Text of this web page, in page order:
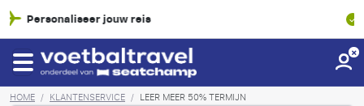
SGR-garantie
HOME / KLANTENSERVICE / LEER MEER 50% TERMIJN